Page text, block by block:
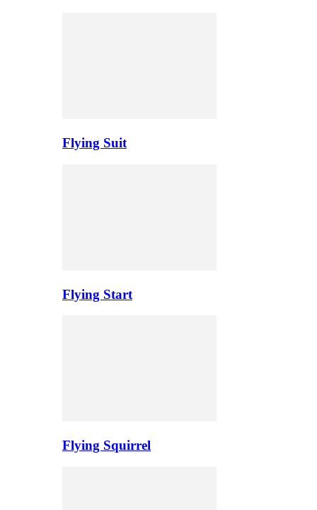
Flying Suit
Flying Start
Flying Squirrel